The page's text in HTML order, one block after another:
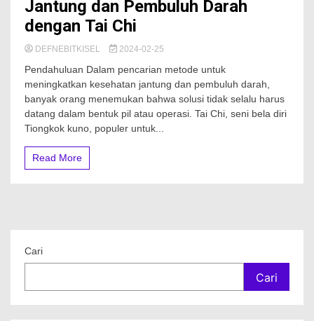
Jantung dan Pembuluh Darah
dengan Tai Chi
DEFNEBITKISEL 2024-02-25
Pendahuluan Dalam pencarian metode untuk
meningkatkan kesehatan jantung dan pembuluh darah,
banyak orang menemukan bahwa solusi tidak selalu harus
datang dalam bentuk pil atau operasi. Tai Chi, seni bela diri
Tiongkok kuno, populer untuk...
Read More
Cari
Cari